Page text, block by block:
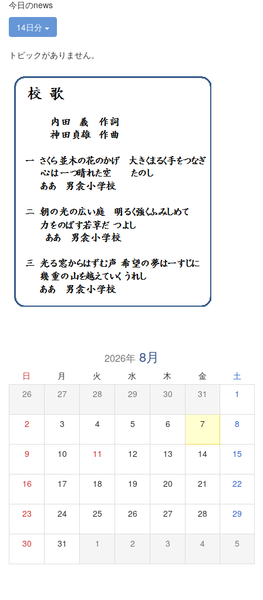
今日のnews
14日分
トピックがありません。
2026年8月
日 月 火 水 木 金 土
26 27 28 29 30 31 1
2 3 4 5 6 7 8
9 10 11 12 13 14 15
16 17 18 19 20 21 22
23 24 25 26 27 28 29
30 31 1 2 3 4 5